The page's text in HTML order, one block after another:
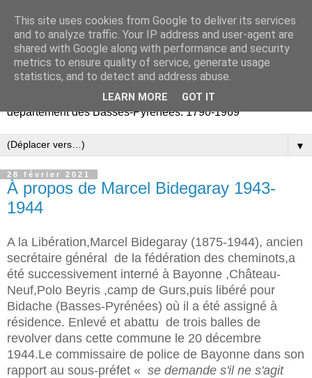
Retours vers les Basses-
Pyrénées
Partage d'archives publiques et privées liées au
département des Basses-Pyrénées. 1790-1969
▼
28 février 2021
À propos de Marcel Bidegaray 1943-
1944
A la Libération,Marcel Bidegaray (1875-1944), ancien
secrétaire général de la fédération des cheminots,a
été successivement interné à Bayonne ,Château-
Neuf,Polo Beyris ,camp de Gurs,puis libéré pour
Bidache (Basses-Pyrénées) où il a été assigné à
résidence. Enlevé et abattu de trois balles de
revolver dans cette commune le 20 décembre
1944.Le commissaire de police de Bayonne dans son
rapport au sous-préfet « se demande s'il ne s'agit
This site uses cookies from Google to deliver its services
and to analyze traffic. Your IP address and user-agent are
shared with Google along with performance and security
metrics to ensure quality of service, generate usage
statistics, and to detect and address abuse.
LEARN MORE GOT IT